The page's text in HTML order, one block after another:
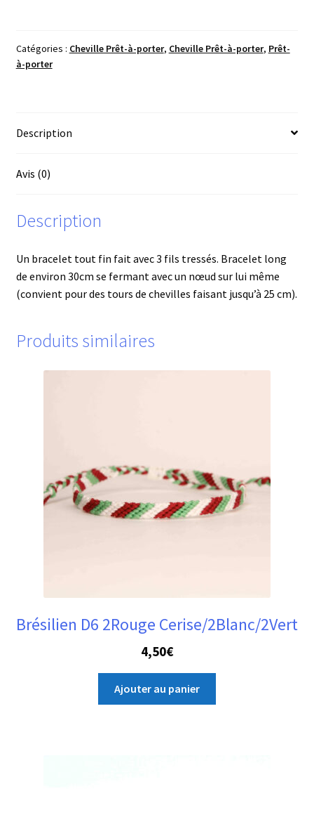
Catégories : Cheville Prêt-à-porter, Cheville Prêt-à-porter, Prêt-
à-porter
Description
Avis (0)
Description
Un bracelet tout fin fait avec 3 fils tressés. Bracelet long
de environ 30cm se fermant avec un nœud sur lui même
(convient pour des tours de chevilles faisant jusqu’à 25 cm).
Produits similaires
Brésilien D6 2Rouge Cerise/2Blanc/2Vert
4,50€
Ajouter au panier